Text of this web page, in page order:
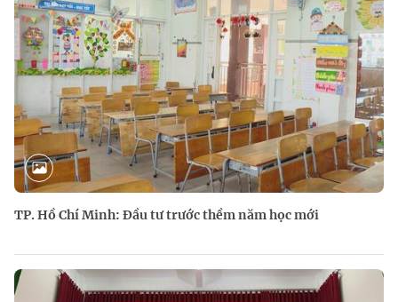
TP. Hồ Chí Minh: Đầu tư trước thềm năm học mới